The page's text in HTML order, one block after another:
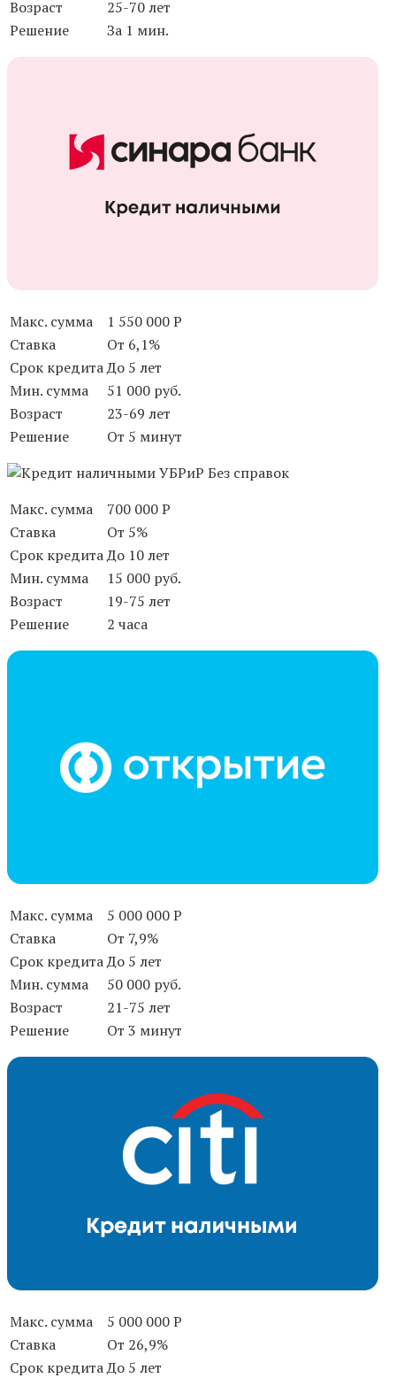
Возраст
25-70 лет
Решение
За 1 мин.
Макс. сумма
1 550 000 Р
Ставка
От 6,1%
Срок кредитаДо 5 лет
Мин. сумма
51 000 руб.
Возраст
23-69 лет
Решение
От 5 минут
Макс. сумма
700 000 Р
Ставка
От 5%
Срок кредитаДо 10 лет
Мин. сумма
15 000 руб.
Возраст
19-75 лет
Решение
2 часа
Макс. сумма
5 000 000 Р
Ставка
От 7,9%
Срок кредитаДо 5 лет
Мин. сумма
50 000 руб.
Возраст
21-75 лет
Решение
От 3 минут
Макс. сумма
5 000 000 Р
Ставка
От 26,9%
Срок кредитаДо 5 лет